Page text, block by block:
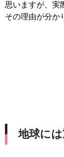
思いますが、実
その理由が分か
地球に